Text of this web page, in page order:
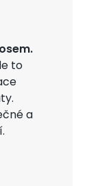
to
a